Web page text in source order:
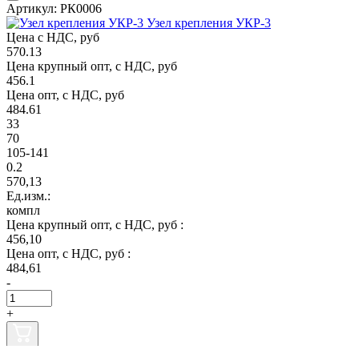
Артикул: РК0006
Узел крепления УКР-3
Цена с НДС, руб
570.13
Цена крупный опт, с НДС, руб
456.1
Цена опт, с НДС, руб
484.61
33
70
105-141
0.2
570,13
Ед.изм.:
компл
Цена крупный опт, с НДС, руб :
456,10
Цена опт, с НДС, руб :
484,61
-
+